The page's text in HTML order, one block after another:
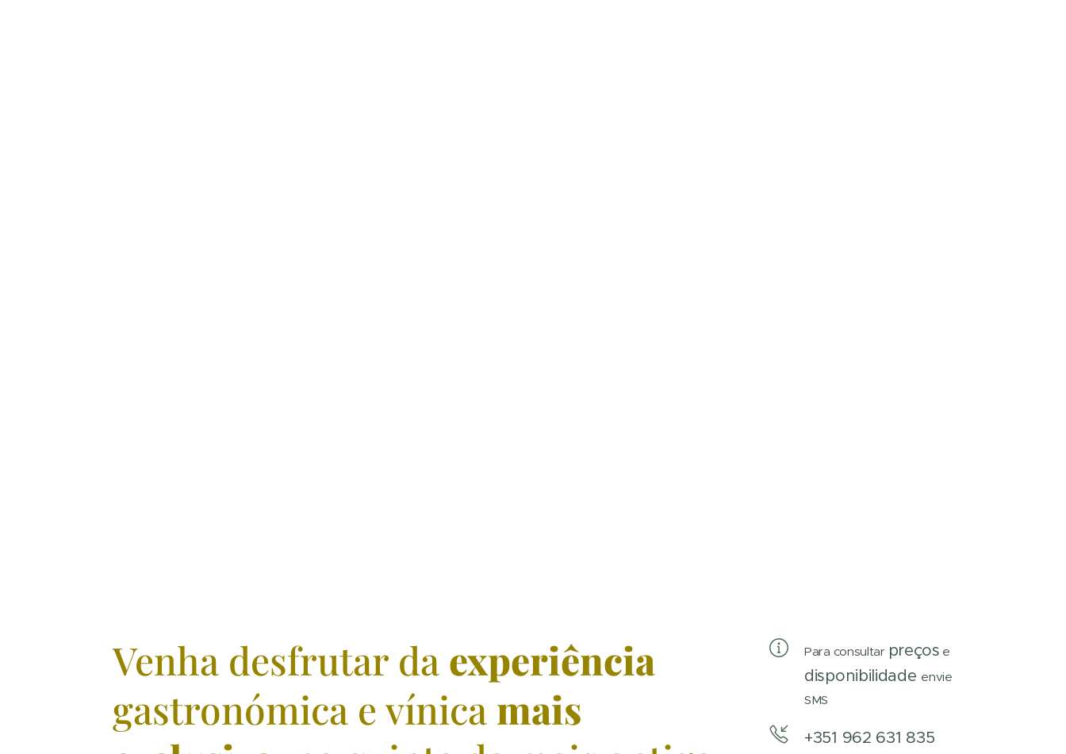
Venha desfrutar da experiência
gastronómica e vínica mais
Para consultar preços e
disponibilidade envie
SMS
+351 962 631 835